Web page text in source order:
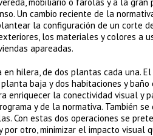
Un cambio reciente de la
la configuración de un corte
los materiales y colores a
apareadas.
hilera, de dos plantas cada una.
baja y dos habitaciones y
enriquecer la conectividad visual y
y de la normativa. También se
Con estas dos operaciones se
otro, minimizar el impacto visual